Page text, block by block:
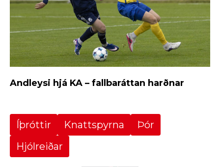
Andleysi hjá KA – fallbaráttan harðnar
Íþróttir Knattspyrna
Þór
Hjólreiðar